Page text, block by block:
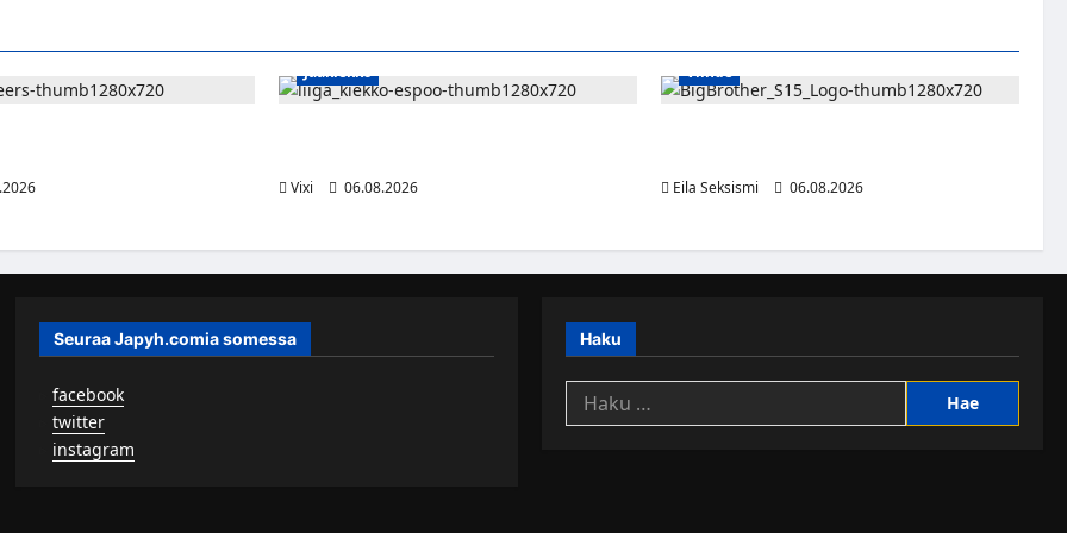
Jääkiekko
Vixi
06.08.2026
Viihde
Eila Seksismi
06.08.2026
Seuraa Japyh.comia somessa
▹facebook
▹twitter
instagram
Haku
Haku: